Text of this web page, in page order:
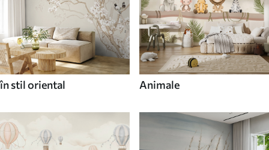
în stil oriental Animale